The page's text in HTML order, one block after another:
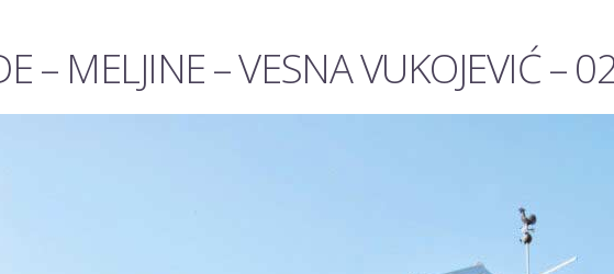
– MELJINE – VESNA VUKOJEVIĆ –